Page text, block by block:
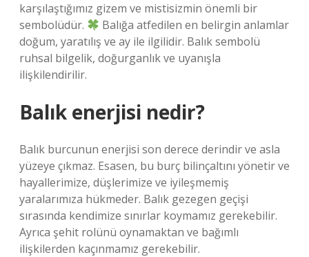
karşılaştığımız gizem ve mistisizmin önemli bir
sembolüdür.
Balığa atfedilen en belirgin anlamlar
doğum, yaratılış ve ay ile ilgilidir. Balık sembolü
ruhsal bilgelik, doğurganlık ve uyanışla
ilişkilendirilir.
Balık enerjisi nedir?
Balık burcunun enerjisi son derece derindir ve asla
yüzeye çıkmaz. Esasen, bu burç bilinçaltını yönetir ve
hayallerimize, düşlerimize ve iyileşmemiş
yaralarımıza hükmeder. Balık gezegen geçişi
sırasında kendimize sınırlar koymamız gerekebilir.
Ayrıca şehit rolünü oynamaktan ve bağımlı
ilişkilerden kaçınmamız gerekebilir.